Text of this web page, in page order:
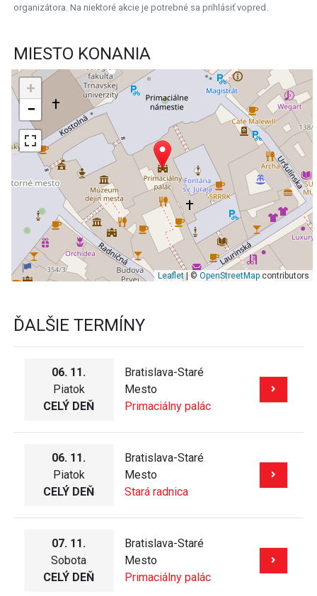
organizátora. Na niektoré akcie je potrebné sa prihlásiť vopred.
MIESTO KONANIA
+
−
Leaflet| © OpenStreetMapcontributors
ĎALŠIE TERMÍNY
06. 11.
Piatok
CELÝ DEŇ
Bratislava-Staré
Mesto
Primaciálny palác
06. 11.
Piatok
CELÝ DEŇ
Bratislava-Staré
Mesto
Stará radnica
07. 11.
Sobota
CELÝ DEŇ
Bratislava-Staré
Mesto
Primaciálny palác